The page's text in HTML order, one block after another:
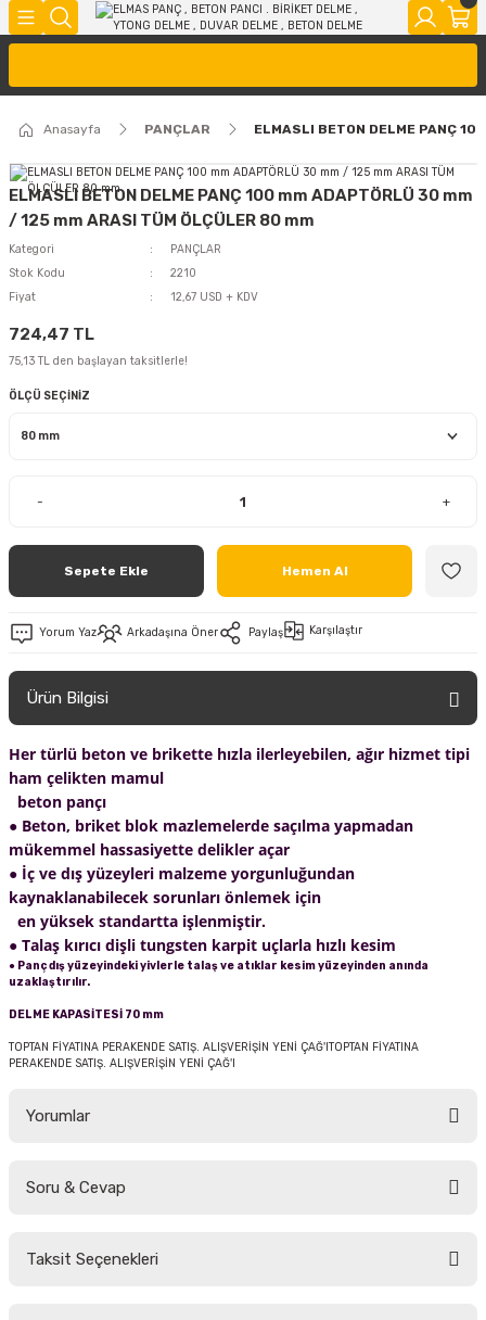
Anasayfa PANÇLAR ELMASLI BETON DELME PANÇ
ELMASLI BETON DELME PANÇ 100 mm ADAPTÖRLÜ 30 mm
/ 125 mm ARASI TÜM ÖLÇÜLER 80 mm
Kategori
PANÇLAR
Stok Kodu
2210
Fiyat
12,67 USD + KDV
724,47 TL
75,13 TL den başlayan taksitlerle!
ÖLÇÜ SEÇİNİZ
- +
Sepete Ekle Hemen Al
Yorum Yaz Arkadaşına Öner Paylaş Karşılaştır
Ürün Bilgisi
Her türlü beton ve brikette hızla ilerleyebilen, ağır hizmet tipi
ham çelikten mamul
beton pançı
● Beton, briket blok mazlemelerde saçılma yapmadan
mükemmel hassasiyette delikler açar
● İç ve dış yüzeyleri malzeme yorgunluğundan
kaynaklanabilecek sorunları önlemek için
en yüksek standartta işlenmiştir.
● Talaş kırıcı dişli tungsten karpit uçlarla hızlı kesim
● Panç dış yüzeyindeki yivlerle talaş ve atıklar kesim yüzeyinden anında
uzaklaştırılır.
DELME KAPASİTESİ 70 mm
TOPTAN FİYATINA PERAKENDE SATIŞ. ALIŞVERİŞİN YENİ ÇAĞ'ITOPTAN FİYATINA
PERAKENDE SATIŞ. ALIŞVERİŞİN YENİ ÇAĞ'I
Yorumlar
Soru & Cevap
Taksit Seçenekleri